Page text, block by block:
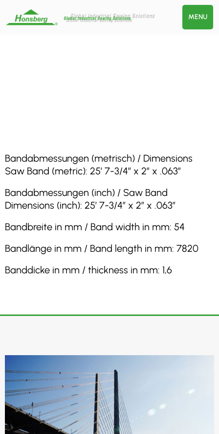
MENU
Bandabmessungen (metrisch) / Dimensions
Saw Band (metric): 25′ 7-3/4″ x 2″ x .063″
Bandabmessungen (inch) / Saw Band
Dimensions (inch): 25′ 7-3/4″ x 2″ x .063″
Bandbreite in mm / Band width in mm: 54
Bandlänge in mm / Band length in mm: 7820
Banddicke in mm / thickness in mm: 1,6